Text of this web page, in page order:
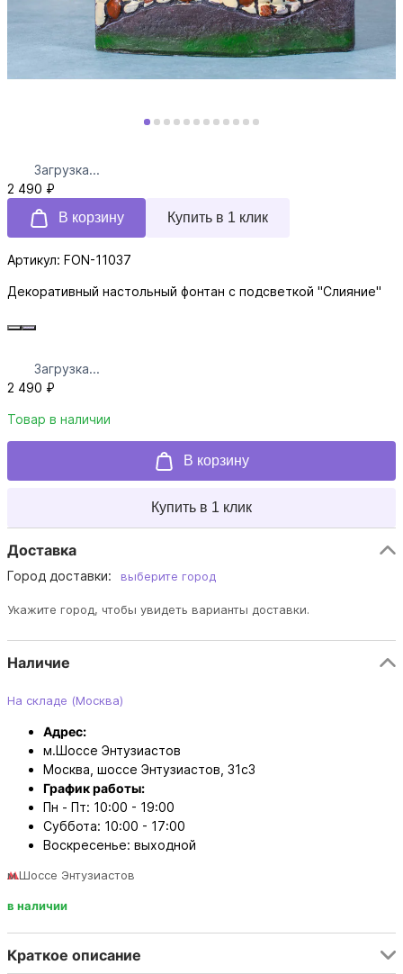
Загрузка...
2 490 ₽
В корзину
Купить в 1 клик
Артикул: FON-11037
Декоративный настольный фонтан с подсветкой "Слияние"
Загрузка...
2 490 ₽
Товар в наличии
В корзину
Купить в 1 клик
Доставка
Город доставки: выберите город
Укажите город, чтобы увидеть варианты доставки.
Наличие
На складе (Москва)
Адрес:
м.Шоссе Энтузиастов
Москва, шоссе Энтузиастов, 31с3
График работы:
Пн - Пт: 10:00 - 19:00
Суббота: 10:00 - 17:00
Воскресенье: выходной
м.Шоссе Энтузиастов
в наличии
Краткое описание